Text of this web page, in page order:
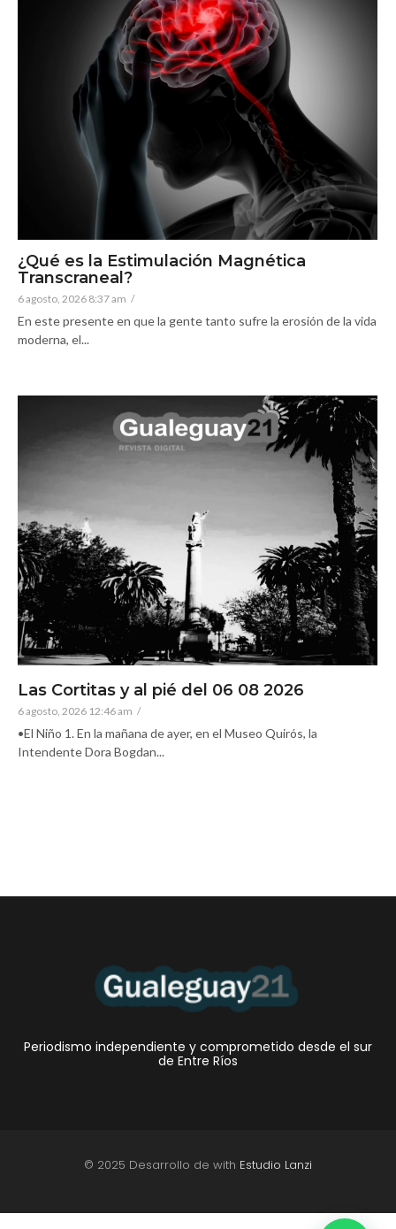
¿Qué es la Estimulación Magnética
Transcraneal?
6 agosto, 2026 8:37 am /
En este presente en que la gente tanto sufre la erosión de la vida
moderna, el...
Las Cortitas y al pié del 06 08 2026
6 agosto, 2026 12:46 am /
•El Niño 1. En la mañana de ayer, en el Museo Quirós, la
Intendente Dora Bogdan...
Periodismo independiente y comprometido desde el sur
de Entre Ríos
© 2025 Desarrollo de with Estudio Lanzi